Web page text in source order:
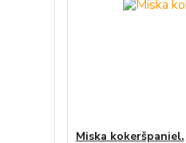
Miska kokeršpaniel.